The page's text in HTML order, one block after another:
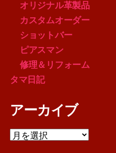
オリジナル革製品
カスタムオーダー
ショットバー
ピアスマン
修理＆リフォーム
タマ日記
アーカイブ
ア